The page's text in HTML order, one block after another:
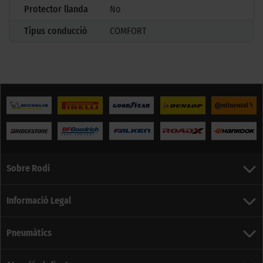
Protector llanda
No
Tipus conducció
COMFORT
Sobre Rodi
Informació Legal
Pneumàtics